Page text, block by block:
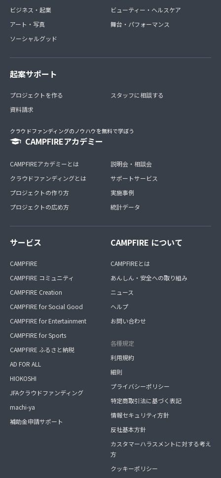
ビジネス・起業
アート・写真
ソーシャルグッド
ビューティー・ヘルスケア
舞台・パフォーマンス
起案サポート
プロジェクトを作る
資料請求
スタッフに相談する
クラウドファンディングのノウハウを無料で学ぼう
CAMPFIREアカデミー
CAMPFIREアカデミーとは
クラウドファンディングとは
プロジェクトの作り方
プロジェクトの広め方
説明会・相談会
サポートサービス
実施事例
統計データ
サービス
CAMPFIRE
CAMPFIRE コミュニティ
CAMPFIRE Creation
CAMPFIRE for Social Good
CAMPFIRE for Entertainment
CAMPFIRE for Sports
CAMPFIRE ふるさと納税
AD FOR ALL
HIOKOSHI
JFAクラウドファンディング
machi-ya
補助金申請サポート
CAMPFIRE について
CAMPFIREとは
あんしん・安全への取り組み
ニュース
ヘルプ
お問い合わせ
各種規定
利用規約
細則
プライバシーポリシー
特定商取引法に基づく表記
情報セキュリティ方針
反社基本方針
カスタマーハラスメントに対する考え
方
クッキーポリシー